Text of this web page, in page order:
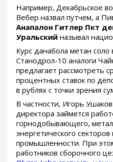
Например, Декабрьское
Вебер назвал путчем, а
Анапалон Гитлер Пкт
Уральский называл
Курс данабола метан соло
Станодрол-10 аналоги
предлагает рассмотреть
процентных ставок по
в рублях с точки зрения
В частности, Игорь
директора займется
горнодобывающего,
энергетического
промышленности. При
работников сборочного